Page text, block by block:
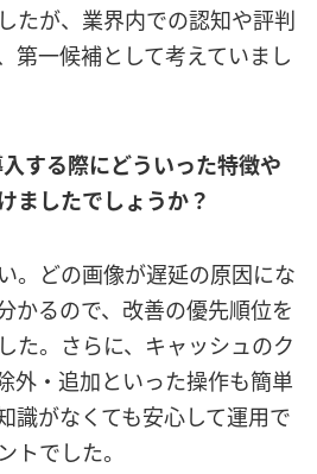
たが、業界内での認知や評判
第一候補として考えていまし
する際にどういった特徴や
ましたでしょうか？
。どの画像が遅延の原因にな
かるので、改善の優先順位を
た。さらに、キャッシュのク
外・追加といった操作も簡単
識がなくても安心して運用で
トでした。